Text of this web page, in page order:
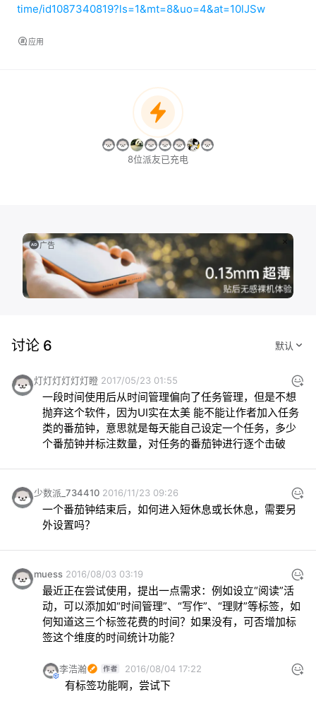
time/id1087340819?ls=1&mt=8&uo=4&at=10lJSw
应用
8位派友已充电
广告
讨论 6
灯灯灯灯灯灯瞪 2017/05/23 01:55
一段时间使用后从时间管理偏向了任务管理，但是不想
抛弃这个软件，因为UI实在太美 能不能让作者加入任务
类的番茄钟，意思就是每天能自己设定一个任务，多少
个番茄钟并标注数量，对任务的番茄钟进行逐个击破
少数派_734410 2016/11/23 09:26
一个番茄钟结束后，如何进入短休息或长休息，需要另
外设置吗？
muess 2016/08/03 03:19
最近正在尝试使用，提出一点需求：例如设立“阅读”活
动，可以添加如“时间管理”、“写作”、“理财”等标签，如
何知道这三个标签花费的时间？如果没有，可否增加标
签这个维度的时间统计功能？
李浩瀚 2016/08/04 17:22
有标签功能啊，尝试下